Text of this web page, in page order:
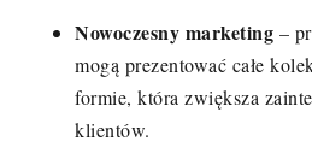
Nowoczesny marketing –
mogą prezentować całe
formie, która zwiększa
klientów.